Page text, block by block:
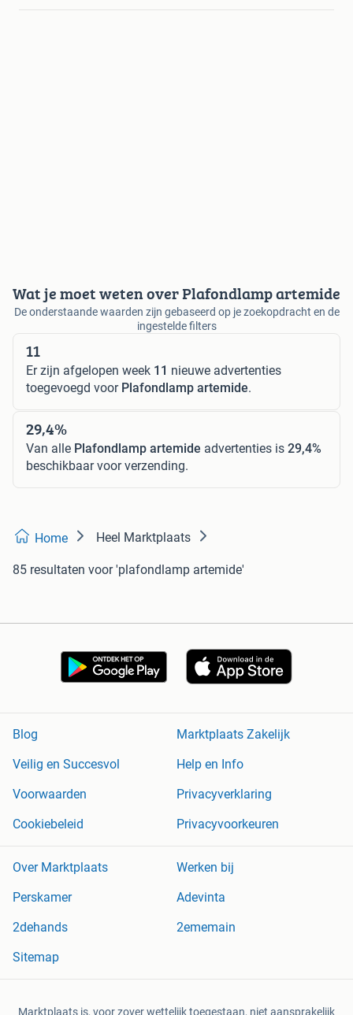
Wat je moet weten over Plafondlamp artemide
De onderstaande waarden zijn gebaseerd op je zoekopdracht en de
ingestelde filters
11
Er zijn afgelopen week 11 nieuwe advertenties
toegevoegd voor Plafondlamp artemide.
29,4%
Van alle Plafondlamp artemide advertenties is 29,4%
beschikbaar voor verzending.
Home Heel Marktplaats
85 resultaten voor 'plafondlamp artemide'
Blog
Marktplaats Zakelijk
Veilig en Succesvol
Help en Info
Voorwaarden
Privacyverklaring
Cookiebeleid
Privacyvoorkeuren
Over Marktplaats
Werken bij
Perskamer
Adevinta
2dehands
2ememain
Sitemap
Marktplaats is, voor zover wettelijk toegestaan, niet aansprakelijk